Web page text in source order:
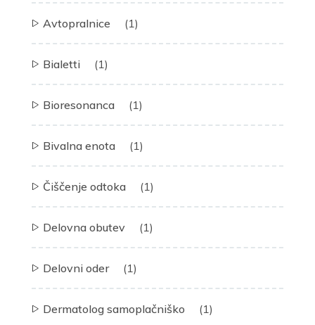
Avtopralnice (1)
Bialetti (1)
Bioresonanca (1)
Bivalna enota (1)
Čiščenje odtoka (1)
Delovna obutev (1)
Delovni oder (1)
Dermatolog samoplačniško (1)